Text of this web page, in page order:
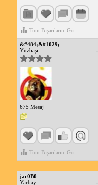
Tüm Başarılarını Gör
&#484;&#1029;
Yüzbaşı
675 Mesaj
Tüm Başarılarını Gör
jac0B0
Yarbay